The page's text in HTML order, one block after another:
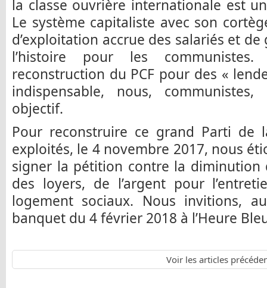
la classe ouvrière internationale est
Le système capitaliste avec son
d’exploitation accrue des salariés et de
l’histoire pour les
reconstruction du PCF pour des «
indispensable, nous,
objectif.
Pour reconstruire ce grand Parti de
exploités, le 4 novembre 2017, nous
signer la pétition contre la diminution
des loyers, de l’argent pour
logement sociaux. Nous invitions,
banquet du 4 février 2018 à l’Heure
Voir les articles